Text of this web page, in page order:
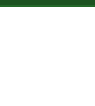
Skip to main content